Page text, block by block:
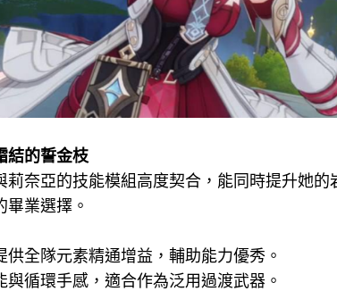
結的誓金枝
莉奈亞的技能模組高度契合，能同時提升她
業選擇。
供全隊元素精通增益，輔助能力優秀。
與循環手感，適合作為泛用過渡武器。